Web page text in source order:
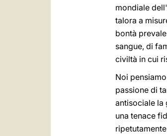
mondiale
talora a
bontà
sangue, di
civiltà in cui
Noi
passione di
antisociale la
una tenace